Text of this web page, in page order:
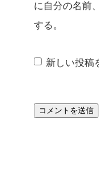
に自分の名前
する。
新しい投稿